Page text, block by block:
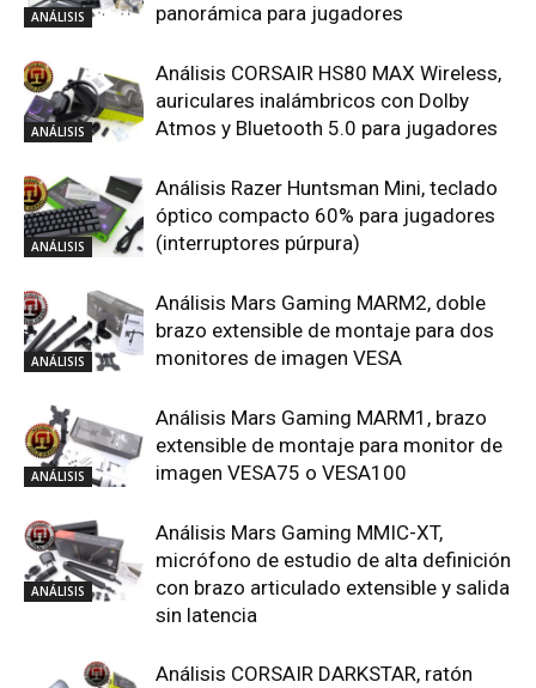
ANÁLISIS
panorámica para jugadores
ANÁLISIS
Análisis CORSAIR HS80 MAX Wireless,
auriculares inalámbricos con Dolby
Atmos y Bluetooth 5.0 para jugadores
ANÁLISIS
Análisis Razer Huntsman Mini, teclado
óptico compacto 60% para jugadores
(interruptores púrpura)
ANÁLISIS
Análisis Mars Gaming MARM2, doble
brazo extensible de montaje para dos
monitores de imagen VESA
ANÁLISIS
Análisis Mars Gaming MARM1, brazo
extensible de montaje para monitor de
imagen VESA75 o VESA100
ANÁLISIS
Análisis Mars Gaming MMIC-XT,
micrófono de estudio de alta definición
con brazo articulado extensible y salida
sin latencia
Análisis CORSAIR DARKSTAR, ratón